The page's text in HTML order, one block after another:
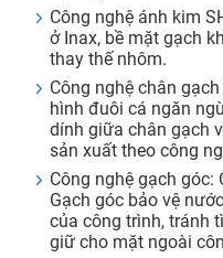
Công nghệ ánh kim
ở Inax, bề mặt gạch
thay thế nhôm.
Công nghệ chân
hình đuôi cá ngăn
dính giữa chân gạch
sản xuất theo công
Công nghệ gạch góc:
Gạch góc bảo vệ
của công trình, tránh
giữ cho mặt ngoài